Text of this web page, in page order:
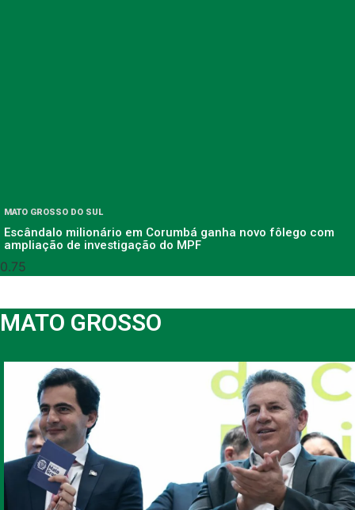
MATO GROSSO DO SUL
Escândalo milionário em Corumbá ganha novo fôlego com
ampliação de investigação do MPF
MATO GROSSO